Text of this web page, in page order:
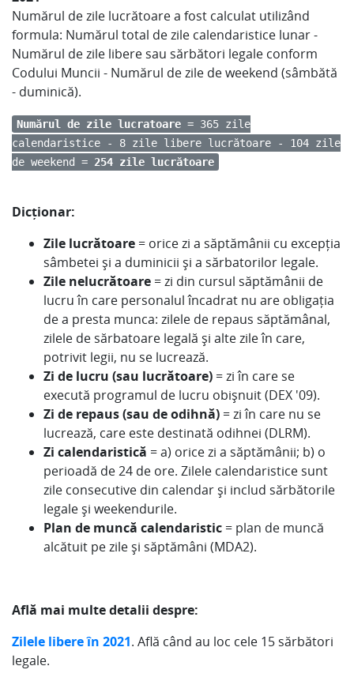
Numărul de zile lucrătoare a fost calculat utilizând
formula: Numărul total de zile calendaristice lunar -
Numărul de zile libere sau sărbători legale conform
Codului Muncii - Numărul de zile de weekend (sâmbătă
- duminică).
Numărul de zile lucratoare = 365 zile
calendaristice - 8 zile libere lucrătoare - 104 zile
de weekend = 254 zile lucrătoare
Dicționar:
Zile lucrătoare = orice zi a săptămânii cu excepția
sâmbetei și a duminicii și a sărbatorilor legale.
Zile nelucrătoare = zi din cursul săptămânii de
lucru în care personalul încadrat nu are obligația
de a presta munca: zilele de repaus săptămânal,
zilele de sărbatoare legală și alte zile în care,
potrivit legii, nu se lucrează.
Zi de lucru (sau lucrătoare) = zi în care se
execută programul de lucru obișnuit (DEX '09).
Zi de repaus (sau de odihnă) = zi în care nu se
lucrează, care este destinată odihnei (DLRM).
Zi calendaristică = a) orice zi a săptămânii; b) o
perioadă de 24 de ore. Zilele calendaristice sunt
zile consecutive din calendar și includ sărbătorile
legale și weekendurile.
Plan de muncă calendaristic = plan de muncă
alcătuit pe zile și săptămâni (MDA2).
Află mai multe detalii despre:
Zilele libere în 2021. Află când au loc cele 15 sărbători
legale.